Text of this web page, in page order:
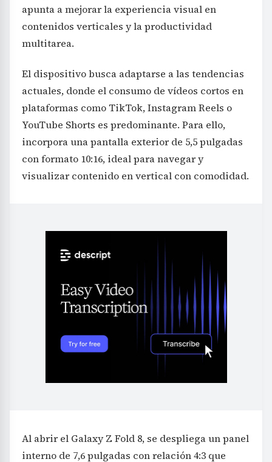
apunta a mejorar la experiencia visual en
contenidos verticales y la productividad
multitarea.
El dispositivo busca adaptarse a las tendencias
actuales, donde el consumo de vídeos cortos en
plataformas como TikTok, Instagram Reels o
YouTube Shorts es predominante. Para ello,
incorpora una pantalla exterior de 5,5 pulgadas
con formato 10:16, ideal para navegar y
visualizar contenido en vertical con comodidad.
Al abrir el Galaxy Z Fold 8, se despliega un panel
interno de 7,6 pulgadas con relación 4:3 que